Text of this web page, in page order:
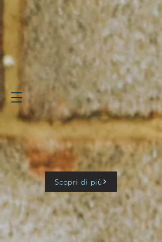
Scopri di più